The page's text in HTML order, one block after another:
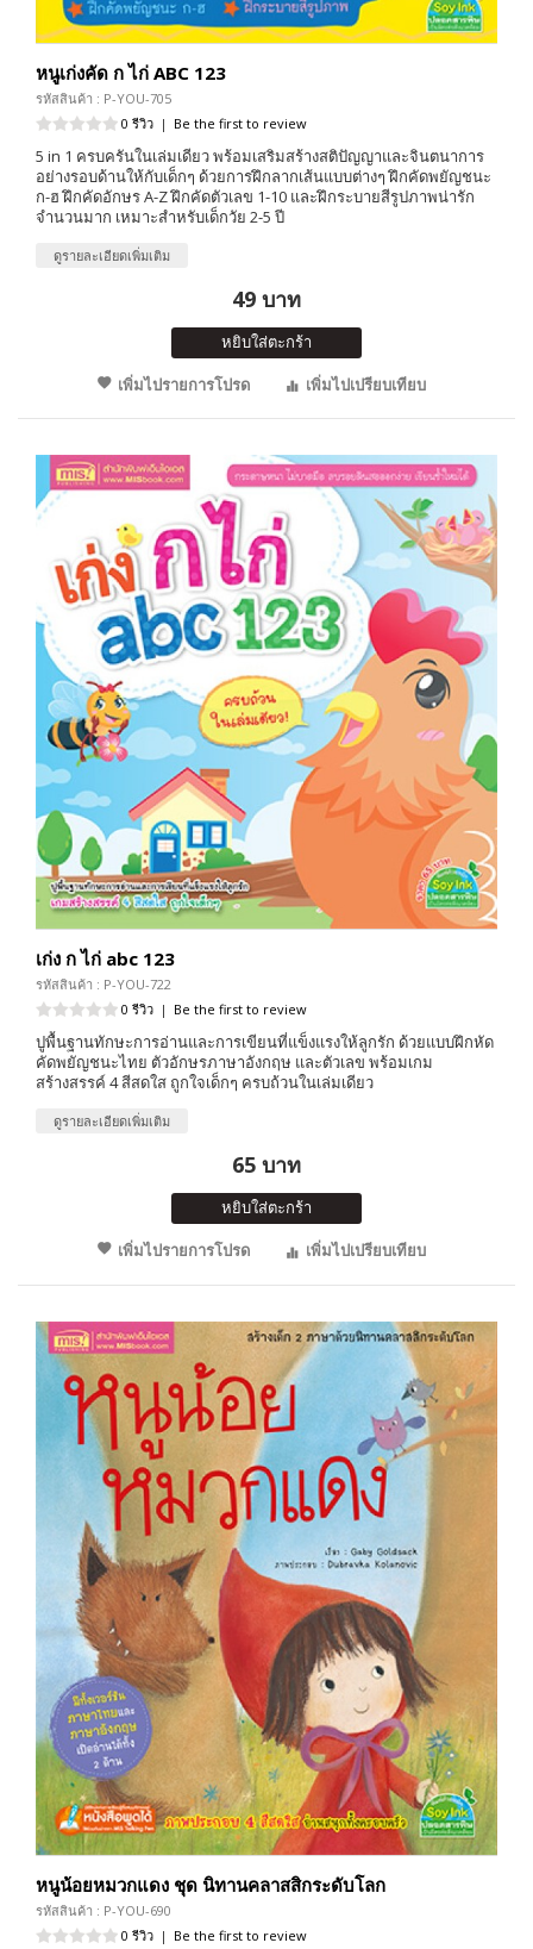
หนูเก่งคัด ก ไก่ ABC 123
รหัสสินค้า : P-YOU-705
0 รีวิว | Be the first to review
5 in 1 ครบครันในเล่มเดียว พร้อมเสริมสร้างสติปัญญาและจินตนาการ
อย่างรอบด้านให้กับเด็กๆ ด้วยการฝึกลากเส้นแบบต่างๆ ฝึกคัดพยัญชนะ
ก-ฮ ฝึกคัดอักษร A-Z ฝึกคัดตัวเลข 1-10 และฝึกระบายสีรูปภาพน่ารัก
จำนวนมาก เหมาะสำหรับเด็กวัย 2-5 ปี
ดูรายละเอียดเพิ่มเติม
49 บาท
หยิบใส่ตะกร้า
เพิ่มไปรายการโปรด
เพิ่มไปเปรียบเทียบ
เก่ง ก ไก่ abc 123
รหัสสินค้า : P-YOU-722
0 รีวิว | Be the first to review
ปูพื้นฐานทักษะการอ่านและการเขียนที่แข็งแรงให้ลูกรัก ด้วยแบบฝึกหัด
คัดพยัญชนะไทย ตัวอักษรภาษาอังกฤษ และตัวเลข พร้อมเกม
สร้างสรรค์ 4 สีสดใส ถูกใจเด็กๆ ครบถ้วนในเล่มเดียว
ดูรายละเอียดเพิ่มเติม
65 บาท
หยิบใส่ตะกร้า
เพิ่มไปรายการโปรด
เพิ่มไปเปรียบเทียบ
หนูน้อยหมวกแดง ชุด นิทานคลาสสิกระดับโลก
รหัสสินค้า : P-YOU-690
0 รีวิว | Be the first to review